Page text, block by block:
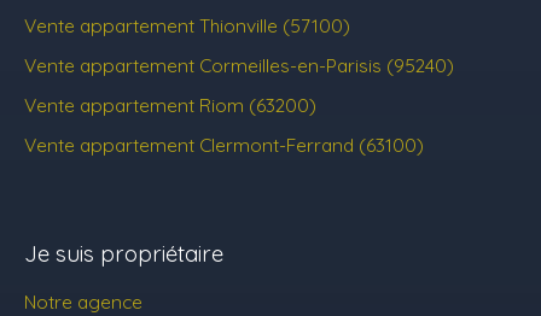
Vente appartement Thionville (57100)
Vente appartement Cormeilles-en-Parisis (95240)
Vente appartement Riom (63200)
Vente appartement Clermont-Ferrand (63100)
Je suis propriétaire
Notre agence